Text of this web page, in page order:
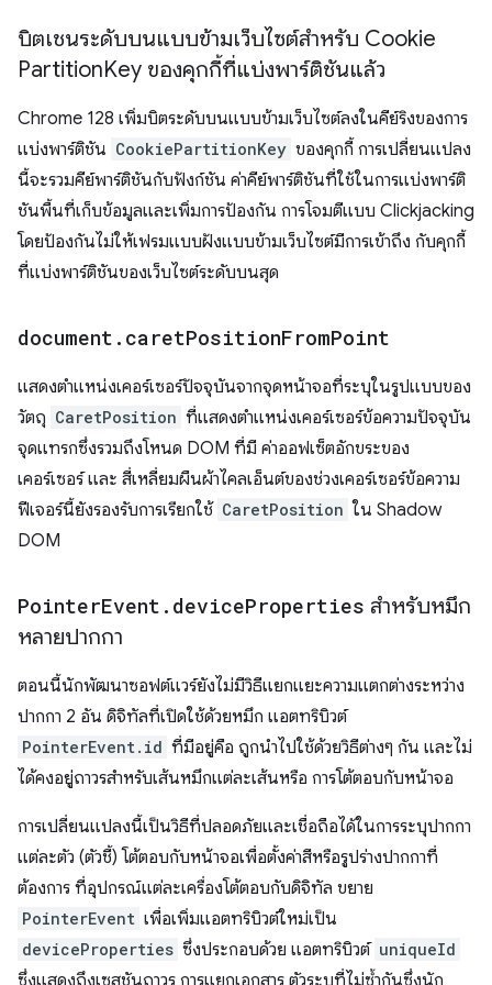
บิตเชนระดับบนแบบข้ามเว็บไซต์สำหรับ Cookie
PartitionKey ของคุกกี้ที่แบ่งพาร์ติชันแล้ว
Chrome 128 เพิ่มบิตระดับบนแบบข้ามเว็บไซต์ลงในคีย์ริงของการ
แบ่งพาร์ติชัน CookiePartitionKey ของคุกกี้ การเปลี่ยนแปลง
นี้จะรวมคีย์พาร์ติชันกับฟังก์ชัน ค่าคีย์พาร์ติชันที่ใช้ในการแบ่งพาร์ติ
ชันพื้นที่เก็บข้อมูลและเพิ่มการป้องกัน การโจมตีแบบ Clickjacking
โดยป้องกันไม่ให้เฟรมแบบฝังแบบข้ามเว็บไซต์มีการเข้าถึง กับคุกกี้
ที่แบ่งพาร์ติชันของเว็บไซต์ระดับบนสุด
document . caretPositionFromPoint
แสดงตำแหน่งเคอร์เซอร์ปัจจุบันจากจุดหน้าจอที่ระบุในรูปแบบของ
วัตถุ CaretPosition ที่แสดงตำแหน่งเคอร์เซอร์ข้อความปัจจุบัน
จุดแทรกซึ่งรวมถึงโหนด DOM ที่มี ค่าออฟเซ็ตอักขระของ
เคอร์เซอร์ และ สี่เหลี่ยมผืนผ้าไคลเอ็นต์ของช่วงเคอร์เซอร์ข้อความ
ฟีเจอร์นี้ยังรองรับการเรียกใช้ CaretPosition ใน Shadow
DOM
PointerEvent . deviceProperties สำหรับหมึก
หลายปากกา
ตอนนี้นักพัฒนาซอฟต์แวร์ยังไม่มีวิธีแยกแยะความแตกต่างระหว่าง
ปากกา 2 อัน ดิจิทัลที่เปิดใช้ด้วยหมึก แอตทริบิวต์
PointerEvent.id ที่มีอยู่คือ ถูกนำไปใช้ด้วยวิธีต่างๆ กัน และไม่
ได้คงอยู่ถาวรสำหรับเส้นหมึกแต่ละเส้นหรือ การโต้ตอบกับหน้าจอ
การเปลี่ยนแปลงนี้เป็นวิธีที่ปลอดภัยและเชื่อถือได้ในการระบุปากกา
แต่ละตัว (ตัวชี้) โต้ตอบกับหน้าจอเพื่อตั้งค่าสีหรือรูปร่างปากกาที่
ต้องการ ที่อุปกรณ์แต่ละเครื่องโต้ตอบกับดิจิทัล ขยาย
PointerEvent เพื่อเพิ่มแอตทริบิวต์ใหม่เป็น
deviceProperties ซึ่งประกอบด้วย แอตทริบิวต์ uniqueId
ซึ่งแสดงถึงเซสชันถาวร การแยกเอกสาร ตัวระบุที่ไม่ซ้ำกันซึ่งนัก